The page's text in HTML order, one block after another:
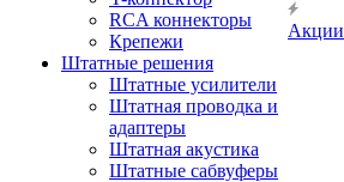
RCA коннекторы
Крепежи
Штатные решения
Штатные усилители
Штатная проводка и
адаптеры
Штатная акустика
Штатные сабвуферы
Акции